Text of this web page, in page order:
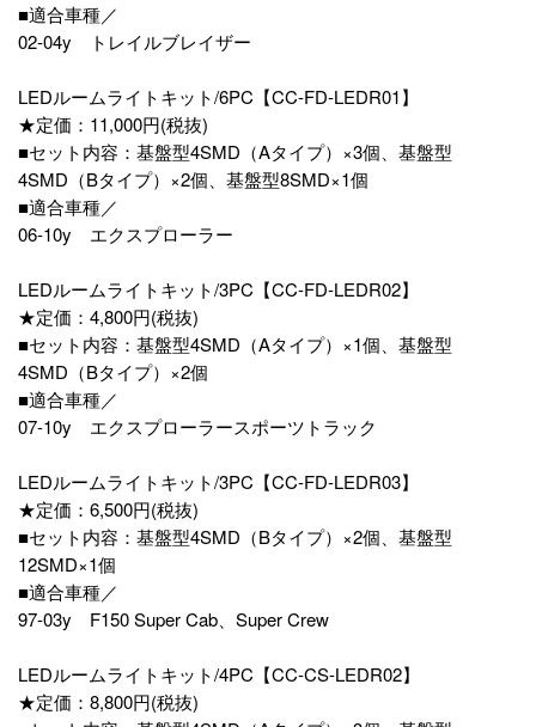
■適合車種／
02-04y トレイルブレイザー
LEDルームライトキット/6PC【CC-FD-LEDR01】
★定価：11,000円(税抜)
■セット内容：基盤型4SMD（Aタイプ）×3個、基盤型
4SMD（Bタイプ）×2個、基盤型8SMD×1個
■適合車種／
06-10y エクスプローラー
LEDルームライトキット/3PC【CC-FD-LEDR02】
★定価：4,800円(税抜)
■セット内容：基盤型4SMD（Aタイプ）×1個、基盤型
4SMD（Bタイプ）×2個
■適合車種／
07-10y エクスプローラースポーツトラック
LEDルームライトキット/3PC【CC-FD-LEDR03】
★定価：6,500円(税抜)
■セット内容：基盤型4SMD（Bタイプ）×2個、基盤型
12SMD×1個
■適合車種／
97-03y F150 Super Cab、Super Crew
LEDルームライトキット/4PC【CC-CS-LEDR02】
★定価：8,800円(税抜)